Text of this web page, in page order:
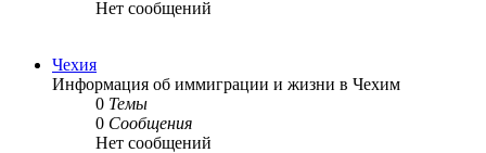
Нет сообщений
Чехия
Информация об иммиграции и жизни в Чехим
0 Темы
0 Сообщения
Нет сообщений